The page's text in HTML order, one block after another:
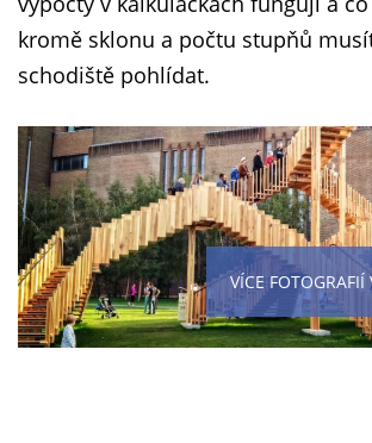
kromě sklonu a počtu stupňů
schodiště pohlídat.
VÍCE FOTOGRAFIÍ